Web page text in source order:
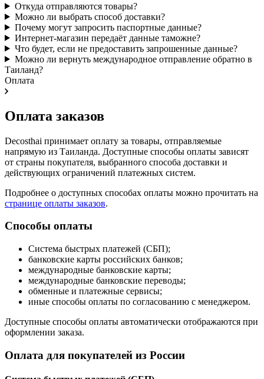
Откуда отправляются товары?
Можно ли выбрать способ доставки?
Почему могут запросить паспортные данные?
Интернет-магазин передаёт данные таможне?
Что будет, если не предоставить запрошенные данные?
Можно ли вернуть международное отправление обратно в
Таиланд?
Оплата
Оплата заказов
Decosthai принимает оплату за товары, отправляемые
напрямую из Таиланда. Доступные способы оплаты зависят
от страны покупателя, выбранного способа доставки и
действующих ограничений платежных систем.
Подробнее о доступных способах оплаты можно прочитать на
странице оплаты заказов.
Способы оплаты
Система быстрых платежей (СБП);
банковские карты российских банков;
международные банковские карты;
международные банковские переводы;
обменные и платежные сервисы;
иные способы оплаты по согласованию с менеджером.
Доступные способы оплаты автоматически отображаются при
оформлении заказа.
Оплата для покупателей из России